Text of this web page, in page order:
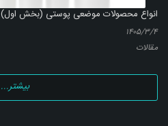
انواع محصولات موضعی پوستی (بخش اول)
۱۴۰۵/۳/۴
مقالات
بیشتر...